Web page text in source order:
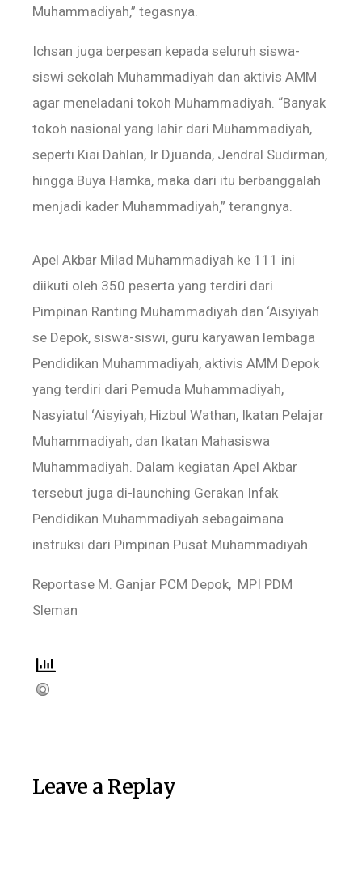
Muhammadiyah,” tegasnya.
Ichsan juga berpesan kepada seluruh siswa-
siswi sekolah Muhammadiyah dan aktivis AMM
agar meneladani tokoh Muhammadiyah. “Banyak
tokoh nasional yang lahir dari Muhammadiyah,
seperti Kiai Dahlan, Ir Djuanda, Jendral Sudirman,
hingga Buya Hamka, maka dari itu berbanggalah
menjadi kader Muhammadiyah,” terangnya.
Apel Akbar Milad Muhammadiyah ke 111 ini
diikuti oleh 350 peserta yang terdiri dari
Pimpinan Ranting Muhammadiyah dan ‘Aisyiyah
se Depok, siswa-siswi, guru karyawan lembaga
Pendidikan Muhammadiyah, aktivis AMM Depok
yang terdiri dari Pemuda Muhammadiyah,
Nasyiatul ‘Aisyiyah, Hizbul Wathan, Ikatan Pelajar
Muhammadiyah, dan Ikatan Mahasiswa
Muhammadiyah. Dalam kegiatan Apel Akbar
tersebut juga di-launching Gerakan Infak
Pendidikan Muhammadiyah sebagaimana
instruksi dari Pimpinan Pusat Muhammadiyah.
Reportase M. Ganjar PCM Depok, MPI PDM
Sleman
Leave a Replay